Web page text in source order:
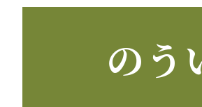
のう